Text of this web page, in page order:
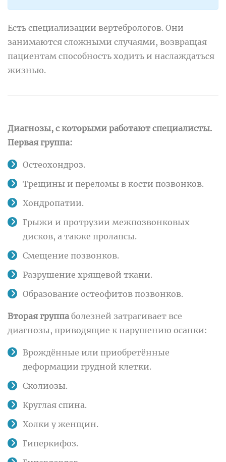
Есть специализации вертебрологов. Они
занимаются сложными случаями, возвращая
пациентам способность ходить и наслаждаться
жизнью.
Диагнозы, с которыми работают специалисты.
Первая группа:
Остеохондроз.
Трещины и переломы в кости позвонков.
Хондропатии.
Грыжи и протрузии межпозвонковых
дисков, а также пролапсы.
Смещение позвонков.
Разрушение хрящевой ткани.
Образование остеофитов позвонков.
Вторая группа болезней затрагивает все
диагнозы, приводящие к нарушению осанки:
Врождённые или приобретённые
деформации грудной клетки.
Сколиозы.
Круглая спина.
Холки у женщин.
Гиперкифоз.